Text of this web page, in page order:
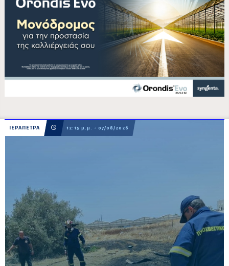
ΙΕΡΑΠΕΤΡΑ 12:15 μ.μ. - 07/08/2026